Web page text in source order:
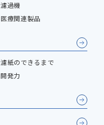
濾過機
医療関連製品
濾紙のできるまで
開発力